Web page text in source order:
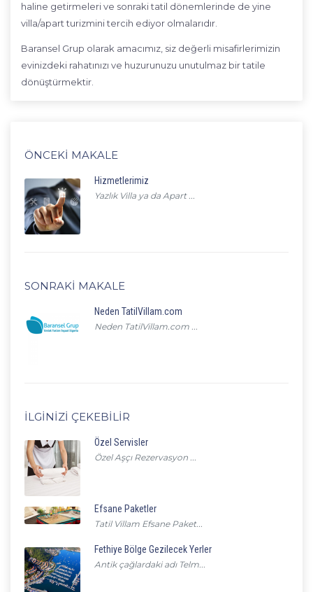
haline getirmeleri ve sonraki tatil dönemlerinde de yine
villa/apart turizmini tercih ediyor olmalarıdır.
Baransel Grup olarak amacımız, siz değerli misafirlerimizin
evinizdeki rahatınızı ve huzurunuzu unutulmaz bir tatile
dönüştürmektir.
ÖNCEKI MAKALE
Hizmetlerimiz
Yazlık Villa ya da Apart ...
SONRAKI MAKALE
Neden TatilVillam.com
Neden TatilVillam.com ...
İLGINIZI ÇEKEBILIR
Özel Servisler
Özel Aşçı Rezervasyon ...
Efsane Paketler
Tatil Villam Efsane Paket...
Fethiye Bölge Gezilecek Yerler
Antik çağlardaki adı Telm...